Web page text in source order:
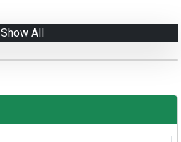
Show All